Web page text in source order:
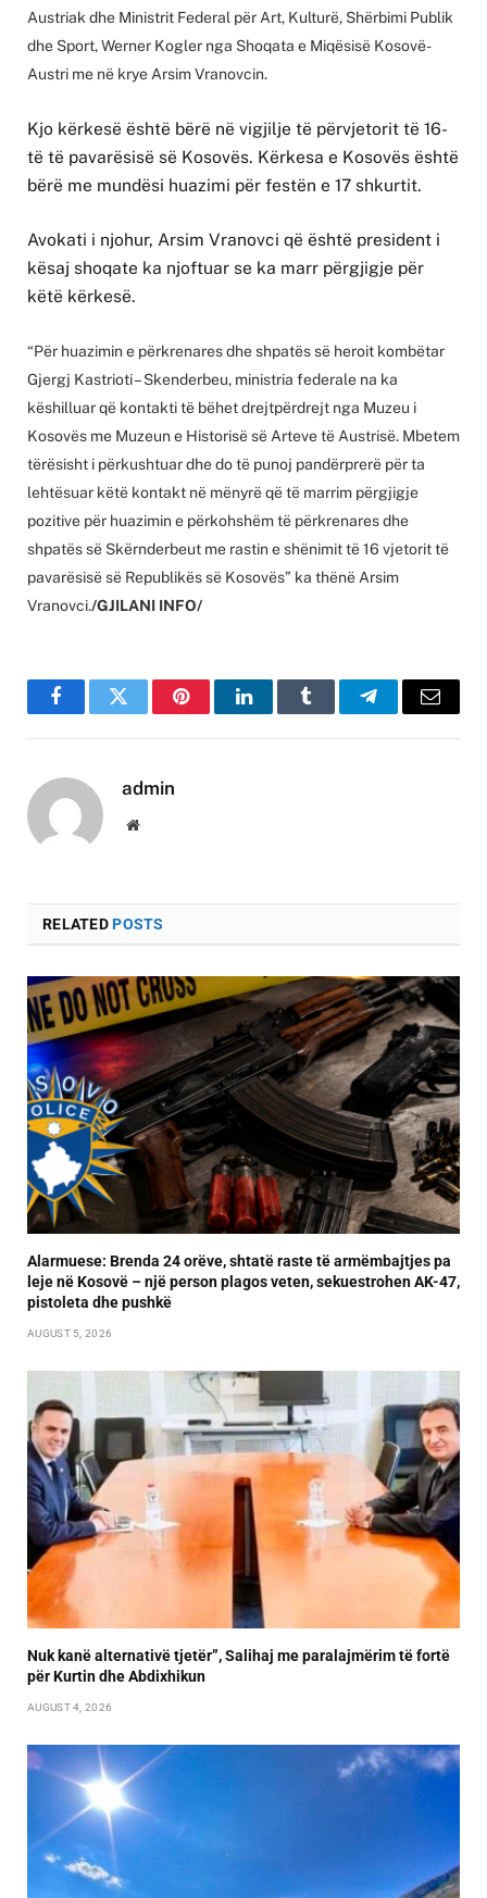
Austriak dhe Ministrit Federal për Art, Kulturë, Shërbimi Publik
dhe Sport, Werner Kogler nga Shoqata e Miqësisë Kosovë-
Austri me në krye Arsim Vranovcin.
Kjo kërkesë është bërë në vigjilje të përvjetorit të 16-
të të pavarësisë së Kosovës. Kërkesa e Kosovës është
bërë me mundësi huazimi për festën e 17 shkurtit.
Avokati i njohur, Arsim Vranovci që është president i
kësaj shoqate ka njoftuar se ka marr përgjigje për
këtë kërkesë.
“Për huazimin e përkrenares dhe shpatës së heroit kombëtar
Gjergj Kastrioti – Skenderbeu, ministria federale na ka
këshilluar që kontakti të bëhet drejtpërdrejt nga Muzeu i
Kosovës me Muzeun e Historisë së Arteve të Austrisë. Mbetem
tërësisht i përkushtuar dhe do të punoj pandërprerë për ta
lehtësuar këtë kontakt në mënyrë që të marrim përgjigje
pozitive për huazimin e përkohshëm të përkrenares dhe
shpatës së Skërnderbeut me rastin e shënimit të 16 vjetorit të
pavarësisë së Republikës së Kosovës” ka thënë Arsim
Vranovci./GJILANI INFO/
FacebookTwitter PinterestLinkedInTumblr TelegramEmail
admin
Website
RELATEDPOSTS
Alarmuese: Brenda 24 orëve, shtatë raste të armëmbajtjes pa
leje në Kosovë – një person plagos veten, sekuestrohen AK-47,
pistoleta dhe pushkë
AUGUST 5, 2026
Nuk kanë alternativë tjetër”, Salihaj me paralajmërim të fortë
për Kurtin dhe Abdixhikun
AUGUST 4, 2026